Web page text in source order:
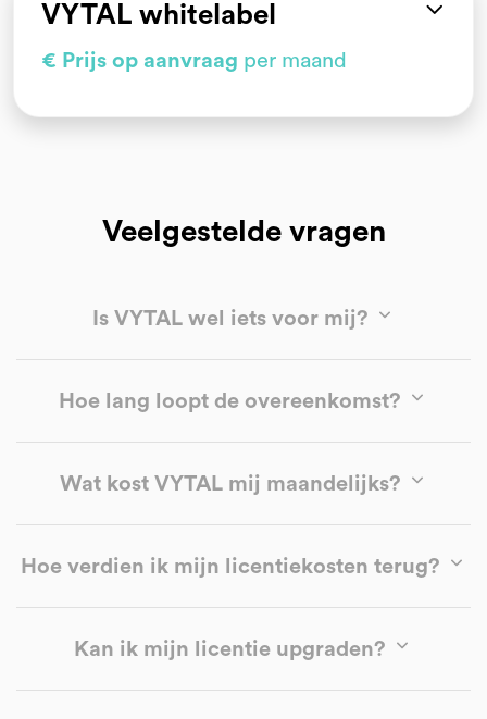
VYTAL whitelabel
€ Prijs op aanvraag per maand
Veelgestelde vragen
Is VYTAL wel iets voor mij?
Hoe lang loopt de overeenkomst?
Wat kost VYTAL mij maandelijks?
Hoe verdien ik mijn licentiekosten terug?
Kan ik mijn licentie upgraden?